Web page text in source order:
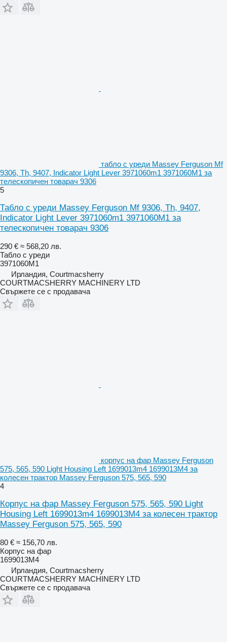
табло с уреди Massey Ferguson Mf
9306, Th, 9407, Indicator Light Lever 3971060m1 3971060M1 за
телескопичен товарач 9306
5
Табло с уреди Massey Ferguson Mf 9306, Th, 9407,
Indicator Light Lever 3971060m1 3971060M1 за
телескопичен товарач 9306
290 € ≈ 568,20 лв.
Табло с уреди
3971060M1
Ирландия, Courtmacsherry
COURTMACSHERRY MACHINERY LTD
Свържете се с продавача
корпус на фар Massey Ferguson
575, 565, 590 Light Housing Left 1699013m4 1699013M4 за
колесен трактор Massey Ferguson 575, 565, 590
4
Корпус на фар Massey Ferguson 575, 565, 590 Light
Housing Left 1699013m4 1699013M4 за колесен трактор
Massey Ferguson 575, 565, 590
80 € ≈ 156,70 лв.
Корпус на фар
1699013M4
Ирландия, Courtmacsherry
COURTMACSHERRY MACHINERY LTD
Свържете се с продавача